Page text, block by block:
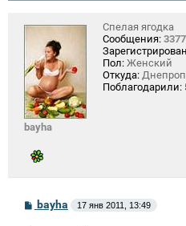
bayha
Спелая ягодка
Сообщения: 3377
Пол: Женский
Откуда:
Поблагодарили:
Сbayha 17 янв 2011, 13:49